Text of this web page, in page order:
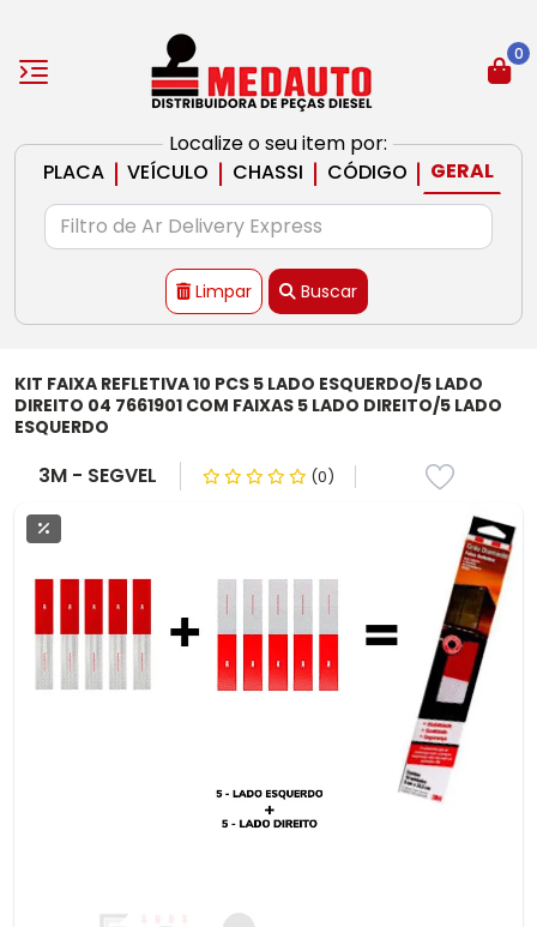
Localize o seu item por:
PLACA | VEÍCULO | CHASSI | CÓDIGO | GERAL
Limpar Buscar
0
KIT FAIXA REFLETIVA 10 PCS 5 LADO ESQUERDO/5 LADO
DIREITO 04 7661901 COM FAIXAS 5 LADO DIREITO/5 LADO
ESQUERDO
3M - SEGVEL (0)